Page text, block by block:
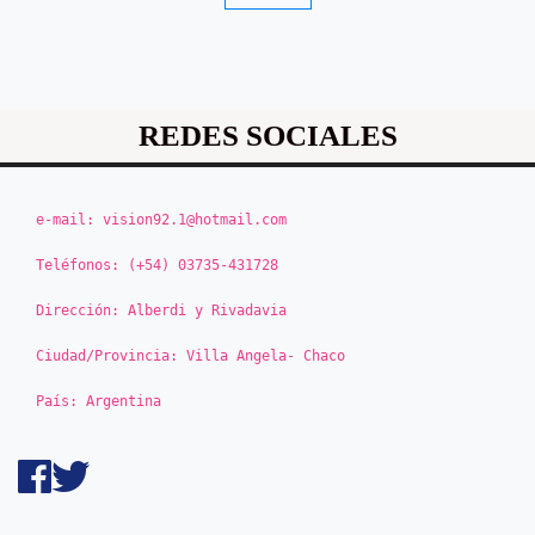
REDES SOCIALES
e-mail: vision92.1@hotmail.com
Teléfonos: (+54) 03735-431728
Dirección: Alberdi y Rivadavia
Ciudad/Provincia: Villa Angela- Chaco
País: Argentina